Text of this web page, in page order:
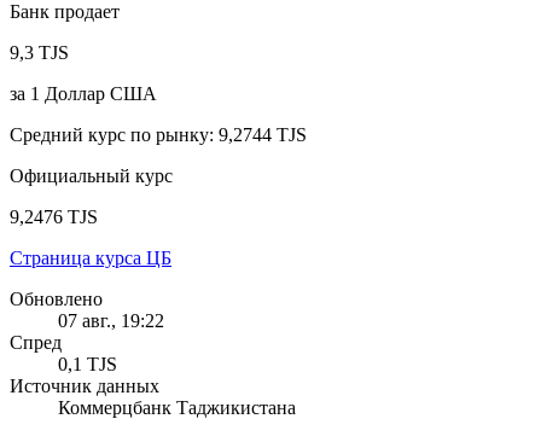
Банк продает
9,3 TJS
за 1 Доллар США
Средний курс по рынку: 9,2744 TJS
Официальный курс
9,2476 TJS
Страница курса ЦБ
Обновлено
07 авг., 19:22
Спред
0,1 TJS
Источник данных
Коммерцбанк Таджикистана